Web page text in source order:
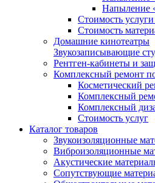
Напыление
Стоимость
Стоимость
Домашние кинотеатры
Звукозаписывающие
Рентген-кабинеты и
Комплексный ремонт
Косметический
Комплексный
Комплексный
Стоимость услуг
Каталог товаров
Звукоизоляционные
Виброизоляционные
Акустические
Сопутствующие